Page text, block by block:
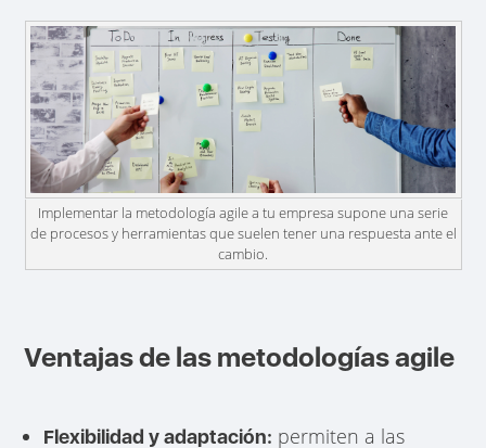
Implementar la metodología agile a tu empresa supone una serie
de procesos y herramientas que suelen tener una respuesta ante el
cambio.
Ventajas de las metodologías agile
Flexibilidad y adaptación: permiten a las